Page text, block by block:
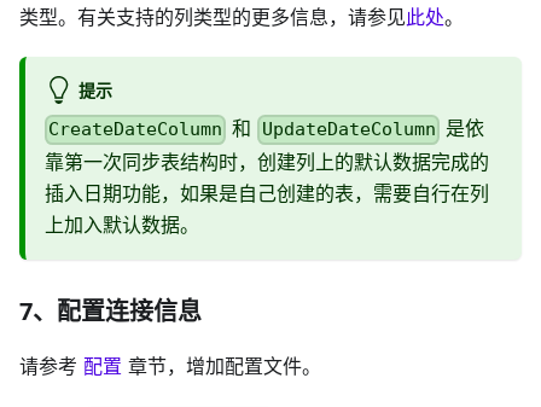
类型。有关支持的列类型的更多信息，请参见此处。
提示
CreateDateColumn 和 UpdateDateColumn 是依
靠第一次同步表结构时，创建列上的默认数据完成的
插入日期功能，如果是自己创建的表，需要自行在列
上加入默认数据。
7、配置连接信息
请参考 配置 章节，增加配置文件。